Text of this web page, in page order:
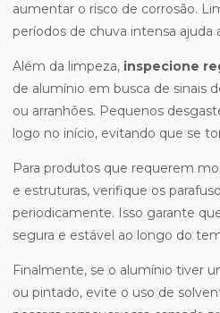
aumentar o risco de corrosão.
períodos de chuva intensa ajuda
Além da limpeza, inspecione
de alumínio em busca de sinais
ou arranhões. Pequenos
logo no início, evitando que se
Para produtos que requerem
e estruturas, verifique os
periodicamente. Isso garante
segura e estável ao longo do
Finalmente, se o alumínio tiver
ou pintado, evite o uso de